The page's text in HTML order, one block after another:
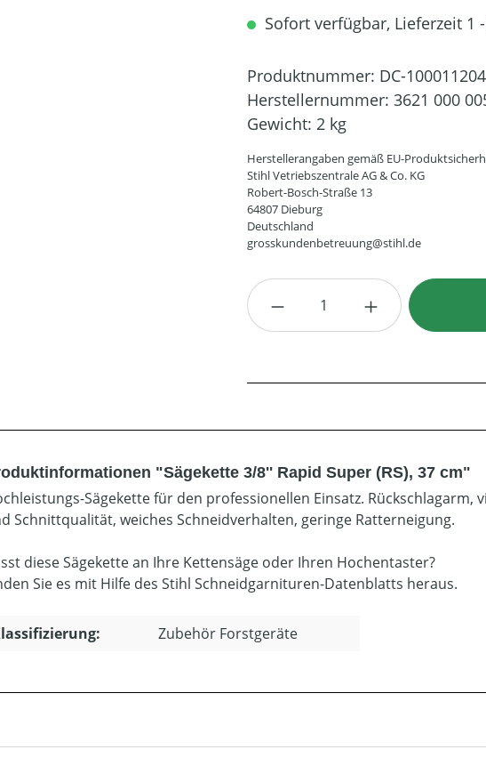
Sofort verfügbar, Lieferzeit 1
Produktnummer: DC-100011204
Herstellernummer: 3621 000
Gewicht: 2 kg
Herstellerangaben gemäß EU-
Stihl Vetriebszentrale AG & Co. KG
Robert-Bosch-Straße 13
64807 Dieburg
Deutschland
grosskundenbetreuung@stihl.de
Produkt Anzahl: Gib
"Sägekette 3/8'' Rapid Super (RS), 37 cm"
Sägekette für den professionellen Einsatz.
Schnittqualität, weiches Schneidverhalten, geringe Ratterneigung.
diese Sägekette an Ihre Kettensäge oder Ihren Hochentaster?
Sie es mit Hilfe des Stihl Schneidgarnituren-Datenblatts heraus.
Zubehör Forstgeräte